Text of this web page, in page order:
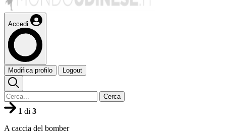
Accedi
Modifica profilo Logout
Cerca
1 di 3
A caccia del bomber